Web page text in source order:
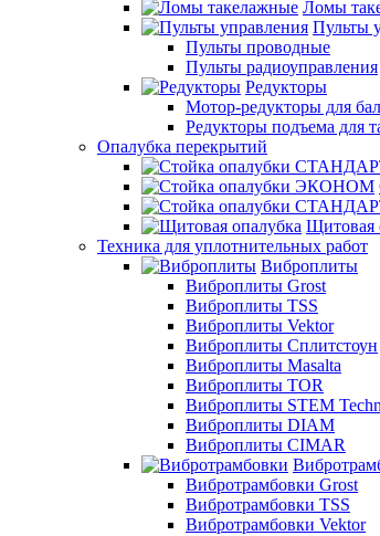
Ломы
Пульты
Пульты проводные
Пульты радиоуправления
Редукторы
Мотор-редукторы для
Редукторы подъема для
Опалубка перекрытий
Щитовая
Техника для уплотнительных работ
Виброплиты
Виброплиты Grost
Виброплиты TSS
Виброплиты Vektor
Виброплиты Сплитстоун
Виброплиты Masalta
Виброплиты TOR
Виброплиты STEM
Виброплиты DIAM
Виброплиты CIMAR
Вибротрамбовки Grost
Вибротрамбовки TSS
Вибротрамбовки Vektor